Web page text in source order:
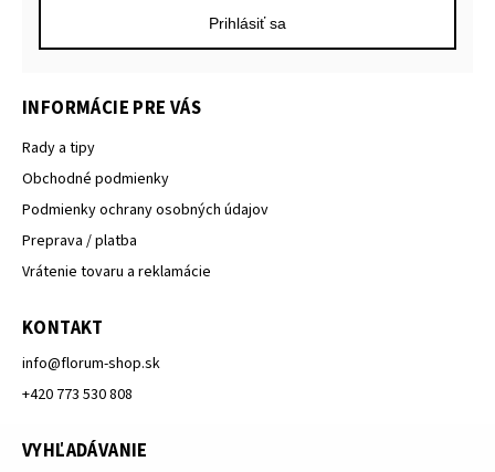
Prihlásiť sa
INFORMÁCIE PRE VÁS
Rady a tipy
Obchodné podmienky
Podmienky ochrany osobných údajov
Preprava / platba
Vrátenie tovaru a reklamácie
KONTAKT
info@florum-shop.sk
+420 773 530 808
VYHĽADÁVANIE